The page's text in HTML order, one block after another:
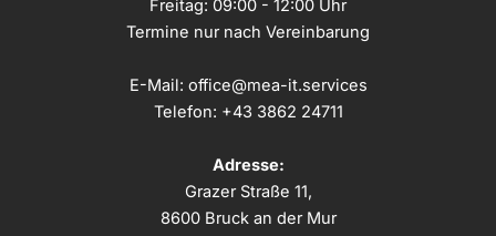
Freitag: 09:00 - 12:00 Uhr
Termine nur nach Vereinbarung
E-Mail: office@mea-it.services
Telefon: +43 3862 24711
Adresse:
Grazer Straße 11,
8600 Bruck an der Mur